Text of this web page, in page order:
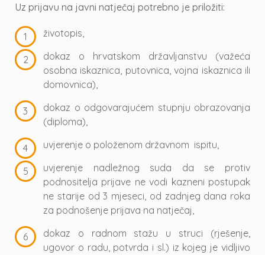
Uz prijavu na javni natječaj potrebno je priložiti:
životopis,
dokaz o hrvatskom državljanstvu (važeća
osobna iskaznica, putovnica, vojna iskaznica ili
domovnica),
dokaz o odgovarajućem stupnju obrazovanja
(diploma),
uvjerenje o položenom državnom ispitu,
uvjerenje nadležnog suda da se protiv
podnositelja prijave ne vodi kazneni postupak
ne starije od 3 mjeseci, od zadnjeg dana roka
za podnošenje prijava na natječaj,
dokaz o radnom stažu u struci (rješenje,
ugovor o radu, potvrda i sl.) iz kojeg je vidljivo